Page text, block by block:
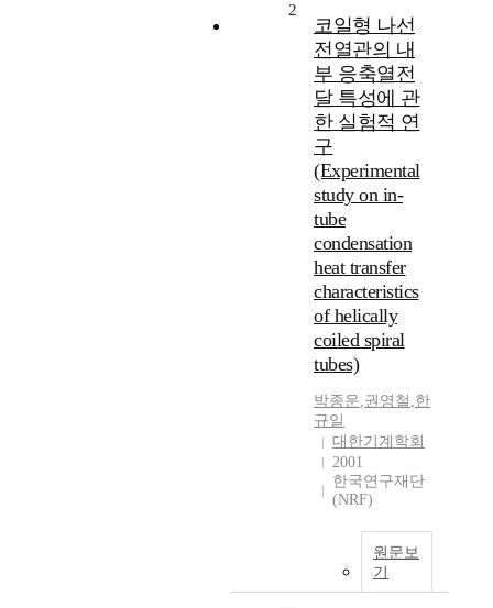
2
코일형 나선
전열관의 내
부 응축열전
달 특성에 관
한 실험적 연
구
(Experimental
study on in-
tube
condensation
heat transfer
characteristics
of helically
coiled spiral
tubes)
박종운,권영철 ,한
규일
대한기계학회
2001
한국연구재단
(NRF)
원문보
기